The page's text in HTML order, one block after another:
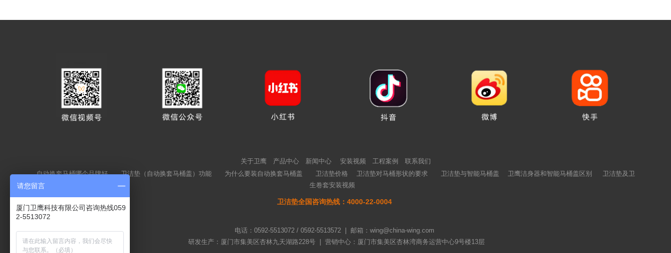
关于卫鹰 产品中心 新闻中心 安装视频 工程案例
联系我们
自动换套马桶哪个品牌好
卫洁垫（自动换套马桶盖）功能 为什么要装自动换套马桶盖 卫洁垫价格 卫洁垫对马桶形状的要求 卫洁垫与智能马桶盖 卫鹰洁身器和智能马桶盖区别
卫洁垫及卫
生卷套安装视频
卫洁垫全国咨询热线：4000-22-0004
电话：0592-5513072 / 0592-5513572 | 邮箱：wing@china-wing.com
研发生产：厦门市集美区杏林九天湖路228号 | 营销中心：厦门市集美区杏林湾商务运营中心9号楼13层
请您留言
厦门卫鹰科技有限公司咨询热线059
2-5513072